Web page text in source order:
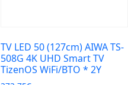
TV LED 50 (127cm) AIWA TS-
508G 4K UHD Smart TV
TizenOS WiFi/BTO * 2Y